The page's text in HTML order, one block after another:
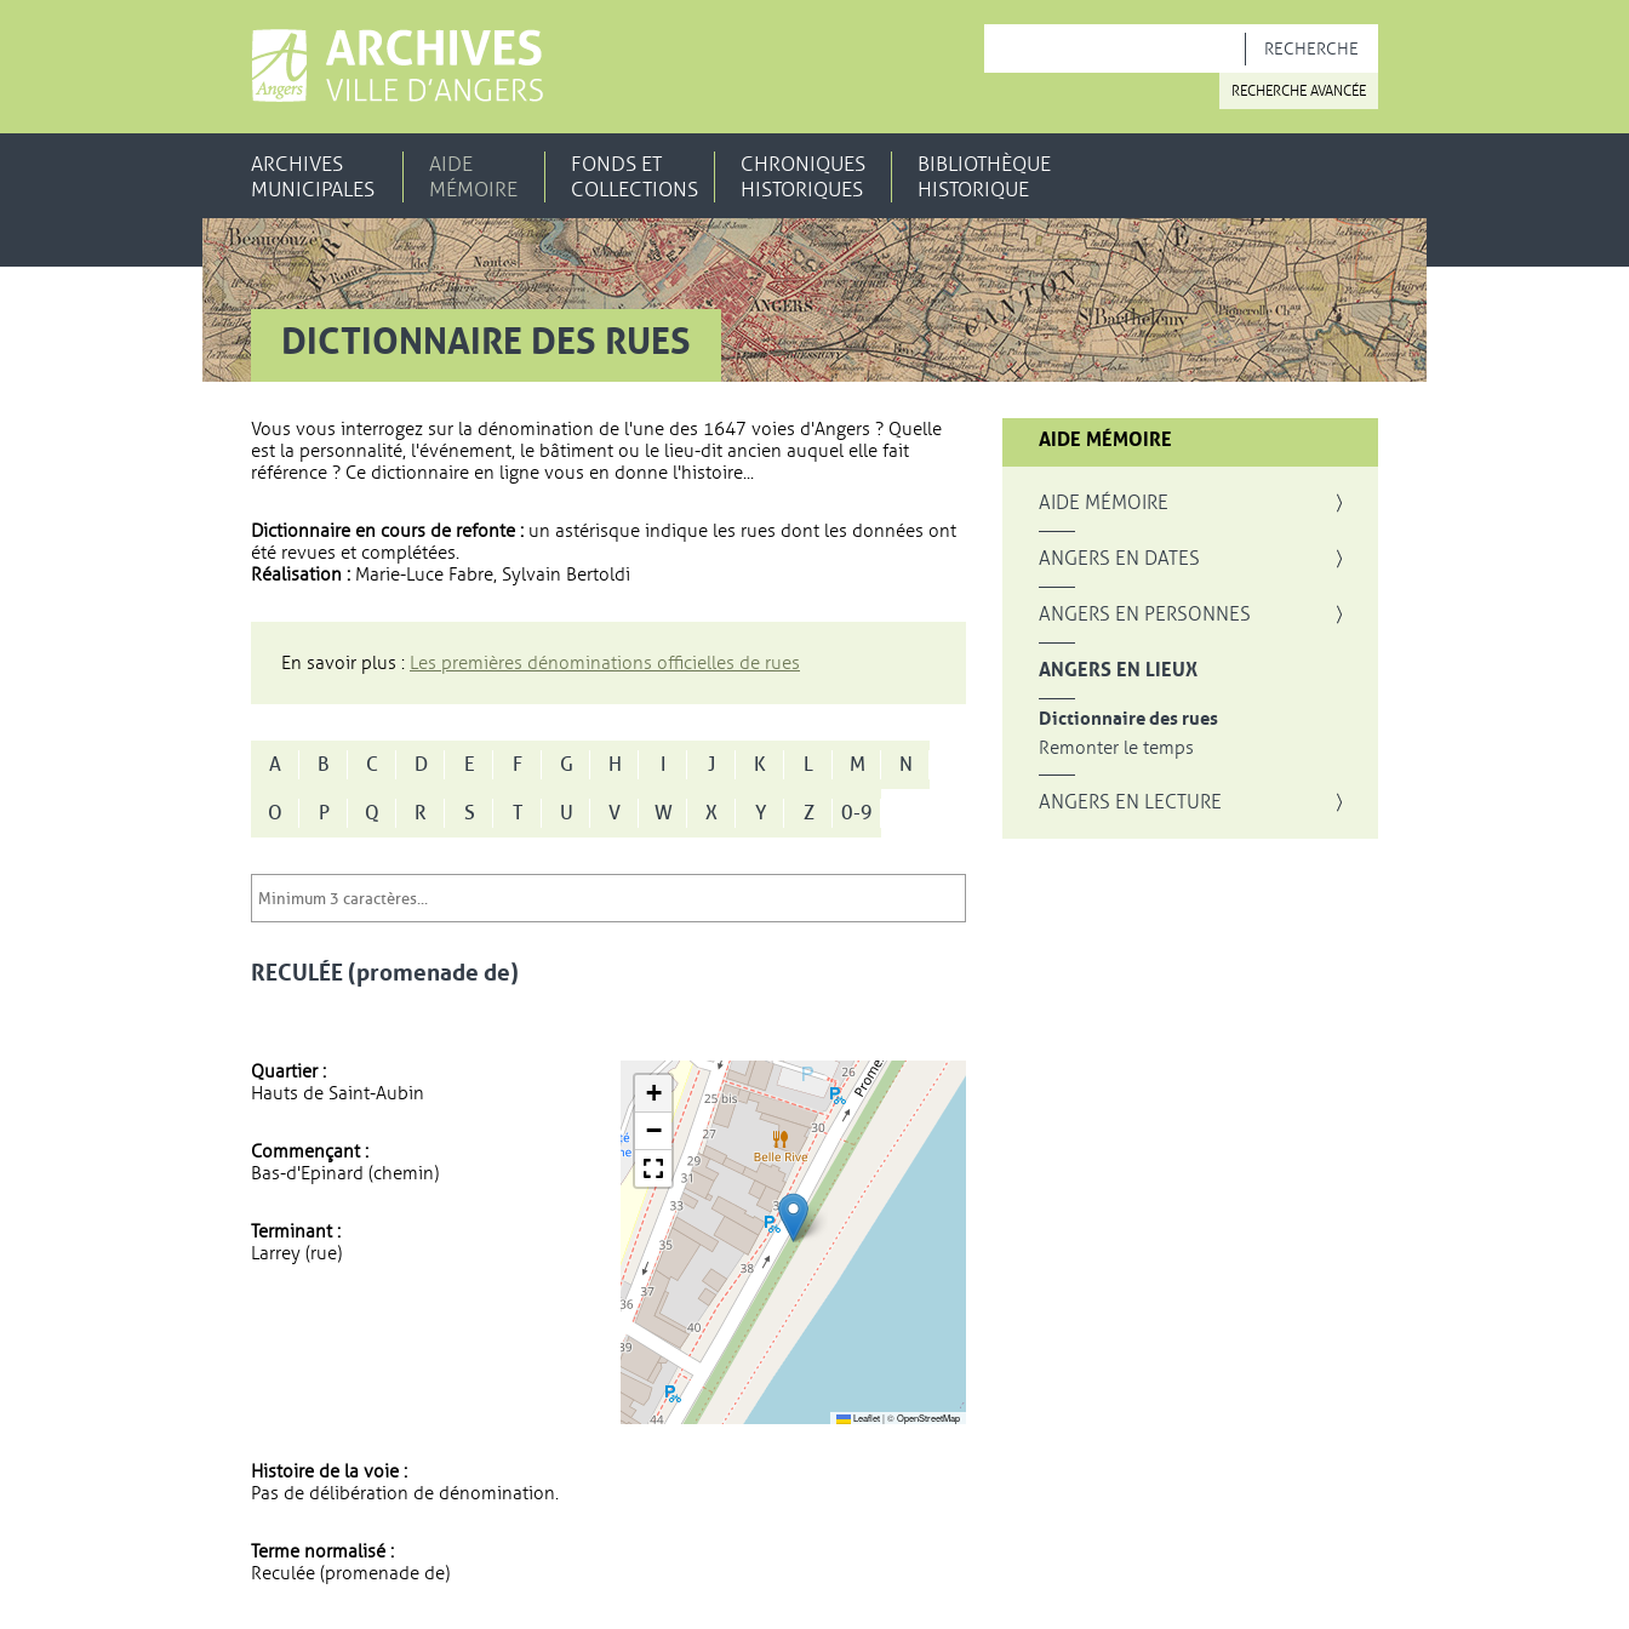
RECHERCHE AVANCÉE
ARCHIVES
MUNICIPALES
AIDE
MÉMOIRE
FONDS ET
COLLECTIONS
CHRONIQUES
HISTORIQUES
BIBLIOTHÈQUE
HISTORIQUE
DICTIONNAIRE DES RUES
Vous vous interrogez sur la dénomination de l'une des 1647 voies d'Angers ? Quelle
est la personnalité, l'événement, le bâtiment ou le lieu-dit ancien auquel elle fait
référence ? Ce dictionnaire en ligne vous en donne l'histoire...
Dictionnaire en cours de refonte : un astérisque indique les rues dont les données ont
été revues et complétées.
Réalisation : Marie-Luce Fabre, Sylvain Bertoldi
En savoir plus : Les premières dénominations officielles de rues
A B C D E F G H I J K L M
N
O
P Q R S T U V W X Y Z 0-9
RECULÉE (promenade de)
Quartier :
Hauts de Saint-Aubin
Commençant :
Bas-d'Epinard (chemin)
Terminant :
Larrey (rue)
+
−
Leaflet|©OpenStreetMap
Histoire de la voie :
Pas de délibération de dénomination.
Terme normalisé :
Reculée (promenade de)
AIDE MÉMOIRE
AIDE MÉMOIRE
ANGERS EN DATES
ANGERS EN PERSONNES
ANGERS EN LIEUX
Dictionnaire des rues
Remonter le temps
ANGERS EN LECTURE